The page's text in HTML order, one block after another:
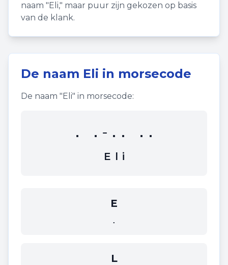
naam "Eli," maar puur zijn gekozen op basis
van de klank.
De naam Eli in morsecode
De naam "Eli" in morsecode:
. .-.. ..
E l i
E
.
L